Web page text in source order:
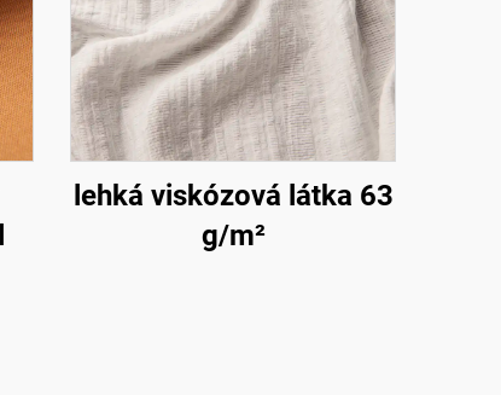
lehká viskózová látka 63
g/m²